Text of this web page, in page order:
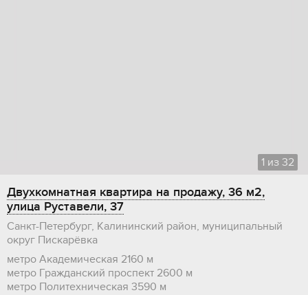
1 из 32
Двухкомнатная квартира на продажу, 36 м2,
улица Руставели, 37
Санкт-Петербург, Калининский район, муниципальный
округ Пискарёвка
метро Академическая 2160 м
метро Гражданский проспект 2600 м
метро Политехническая 3590 м